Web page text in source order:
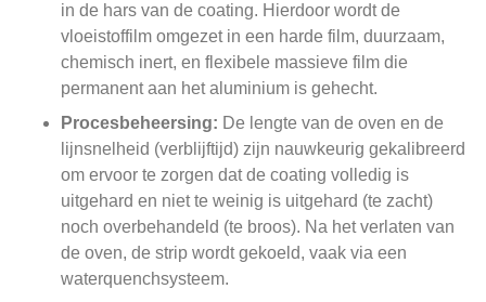
in de hars van de coating. Hierdoor wordt de
vloeistoffilm omgezet in een harde film, duurzaam,
chemisch inert, en flexibele massieve film die
permanent aan het aluminium is gehecht.
Procesbeheersing: De lengte van de oven en de
lijnsnelheid (verblijftijd) zijn nauwkeurig gekalibreerd
om ervoor te zorgen dat de coating volledig is
uitgehard en niet te weinig is uitgehard (te zacht)
noch overbehandeld (te broos). Na het verlaten van
de oven, de strip wordt gekoeld, vaak via een
waterquenchsysteem.